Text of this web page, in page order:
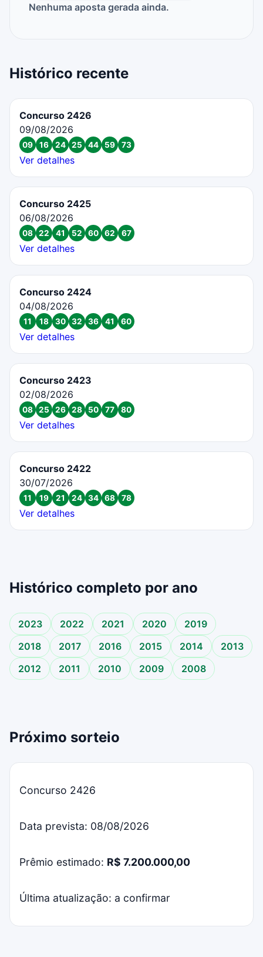
Nenhuma aposta gerada ainda.
Histórico recente
Concurso 2426
09/08/2026
09 16 24 25 44 59 73
Ver detalhes
Concurso 2425
06/08/2026
08 22 41 52 60 62 67
Ver detalhes
Concurso 2424
04/08/2026
11 18 30 32 36 41 60
Ver detalhes
Concurso 2423
02/08/2026
08 25 26 28 50 77 80
Ver detalhes
Concurso 2422
30/07/2026
11 19 21 24 34 68 78
Ver detalhes
Histórico completo por ano
2023 2022 2021 2020
2019
2018
2017 2016 2015 2014
2013
2012
2011 2010 2009 2008
Próximo sorteio
Concurso 2426
Data prevista: 08/08/2026
Prêmio estimado: R$ 7.200.000,00
Última atualização: a confirmar